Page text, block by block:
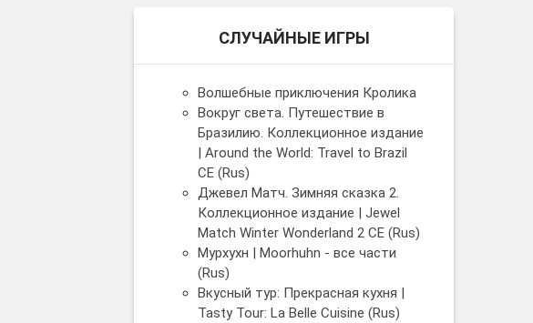
СЛУЧАЙНЫЕ ИГРЫ
Волшебные приключения Кролика
Вокруг света. Путешествие в
Бразилию. Коллекционное издание
| Around the World: Travel to Brazil
CE (Rus)
Джевел Матч. Зимняя сказка 2.
Коллекционное издание | Jewel
Match Winter Wonderland 2 CE (Rus)
Мурхухн | Moorhuhn - все части
(Rus)
Вкусный тур: Прекрасная кухня |
Tasty Tour: La Belle Cuisine (Rus)